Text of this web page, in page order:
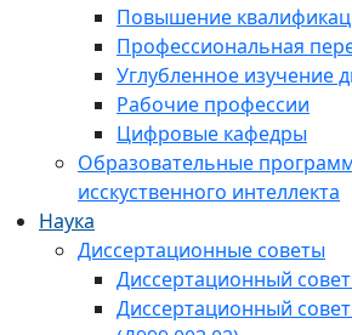
Повышение
Профессиональная
Углубленное изучение
Рабочие профессии
Цифровые кафедры
Образовательные
исскуственного интеллекта
Наука
Диссертационные советы
Диссертационный
Диссертационный